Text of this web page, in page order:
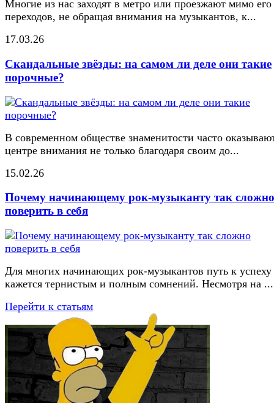
Многие из нас заходят в метро или проезжают мимо его
переходов, не обращая внимания на музыкантов, к...
17.03.26
Скандальные звёзды: на самом ли деле они такие
порочные?
В современном обществе знаменитости часто
центре внимания не только благодаря своим до...
15.02.26
Почему начинающему рок-музыканту так сложно
поверить в себя
Для многих начинающих рок-музыкантов путь к успеху
кажется тернистым и полным сомнений. Несмотря на ...
Перейти к статьям